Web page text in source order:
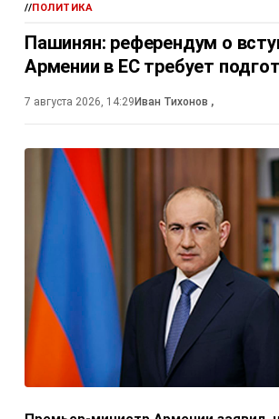
//ПОЛИТИКА
Пашинян: референдум о
Армении в ЕС требует
7 августа 2026, 14:29Иван Тихонов ,